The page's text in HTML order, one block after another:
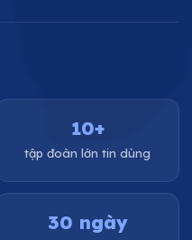
10+
tập đoàn lớn tin dùng
30 ngày